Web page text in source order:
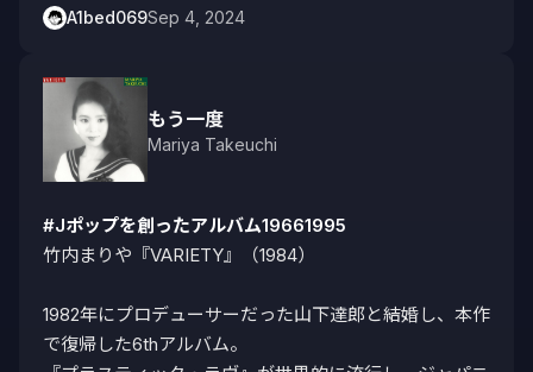
A1bed069Sep 4, 2024
もう一度
Mariya Takeuchi
#Jポップを創ったアルバム19661995
竹内まりや『VARIETY』（1984）
1982年にプロデューサーだった山下達郎と結婚し、本作
で復帰した6thアルバム。